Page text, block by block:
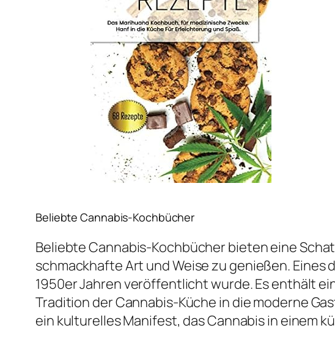
Beliebte Cannabis-Kochbücher
Beliebte Cannabis-Kochbücher bieten eine
schmackhafte Art und Weise zu genießen. Eines
1950er Jahren veröffentlicht wurde. Es enthält
Tradition der Cannabis-Küche in die moderne
ein kulturelles Manifest, das Cannabis in einem